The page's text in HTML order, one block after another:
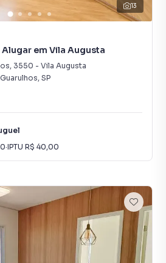
13
em Vila Augusta
, 3550 - Vila Augusta
Guarulhos, SP
·IPTU R$ 40,00